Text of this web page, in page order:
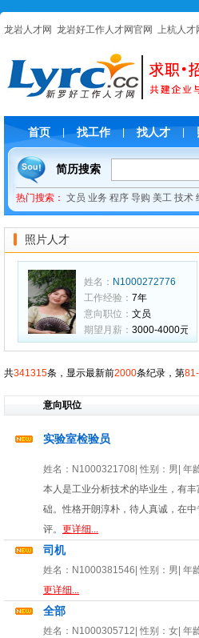
龙岩人才网 龙岩好工作人才网官网 上杭人才
首页 找工作 | 找人才
简历搜索
热门搜索： 文员 业务 程序 导购 美工 技术
照片人才
姓名： N1000272776
工作经验： 7年
意向职位： 文员
期望月薪： 3000-4000元
共341315条，显示最新前2000条纪录，第
意向职位
实验室检验员
姓名： N1000321708 | 性别： 男 | 年
本人是工业分析技术的毕业生，有
础。性格开朗淳朴，待人真诚，在
评。 更详细...
司机
姓名： N1000381546 | 性别： 男 | 年
更详细...
全部
姓名： N1000305712 | 性别： 女 | 年